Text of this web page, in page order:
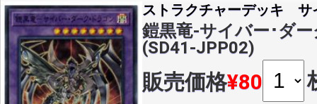
ストラクチャーデッキ サ
鎧黒竜-サイバー･ダ
(SD41-JPP02)
販売価格¥80